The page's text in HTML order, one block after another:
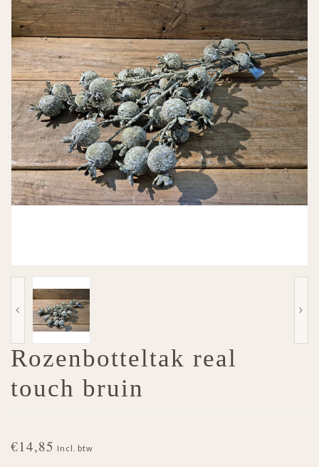
Rozenbotteltak real
touch bruin
€14,85 Incl. btw